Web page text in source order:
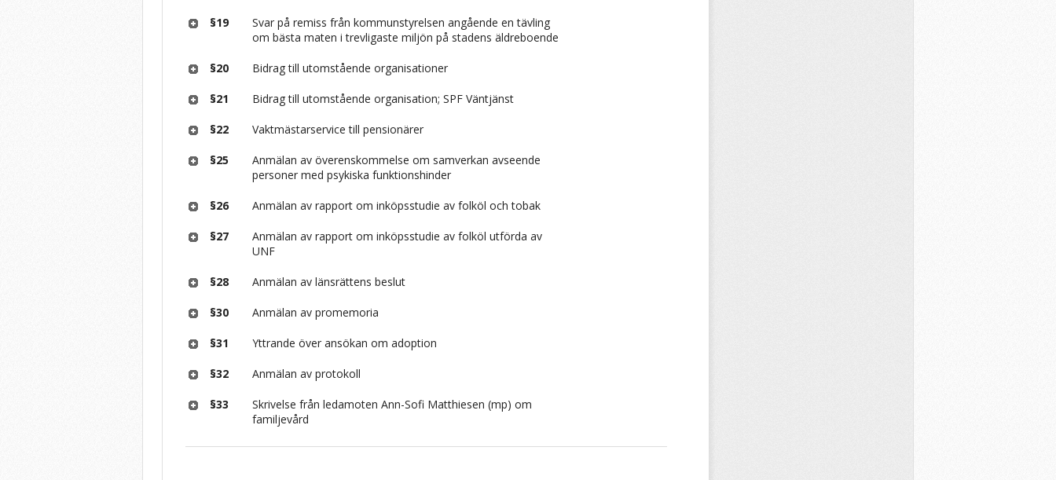
§19
Svar på remiss från kommunstyrelsen angående en tävling
om bästa maten i trevligaste miljön på stadens äldreboende
§20 Bidrag till utomstående organisationer
§21 Bidrag till utomstående organisation; SPF Väntjänst
§22 Vaktmästarservice till pensionärer
§25
Anmälan av överenskommelse om samverkan avseende
personer med psykiska funktionshinder
§26 Anmälan av rapport om inköpsstudie av folköl och tobak
§27
Anmälan av rapport om inköpsstudie av folköl utförda av
UNF
§28 Anmälan av länsrättens beslut
§30 Anmälan av promemoria
§31 Yttrande över ansökan om adoption
§32 Anmälan av protokoll
§33
Skrivelse från ledamoten Ann-Sofi Matthiesen (mp) om
familjevård